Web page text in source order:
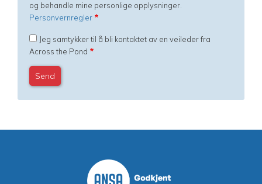
og behandle mine personlige opplysninger.
Personvernregler
Jeg samtykker til å bli kontaktet av en veileder fra
Across the Pond